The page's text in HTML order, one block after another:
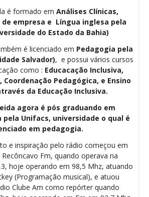
é formado em Análises Clínicas,
empresa e Língua inglesa pela
do Estado da Bahia)
é licenciado em Pedagogia pela
Salvador), e possui vários cursos
como : Educacação Inclusiva,
Coordenação Pedagógica, e Ensino
da Educação Inclusiva.
agora é pós graduando em
pela Unifacs, universidade o qual é
em pedagogia.
e inspiração pelo rádio começou em
Fm, quando operava na
hoje operando em 98,5 Mhz, atuando
(Programação musical), e atuou
Clube Am como repórter quando